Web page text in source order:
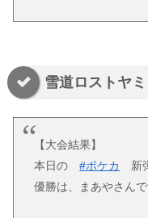
雪道ロストヤ
【大会結果】
本日の#ポケカ
新
優勝は、まあやさんで